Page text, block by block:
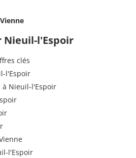
Nieuil-l'Espoir
clés
l'Espoir
à Nieuil-l'Espoir
l'Espoir